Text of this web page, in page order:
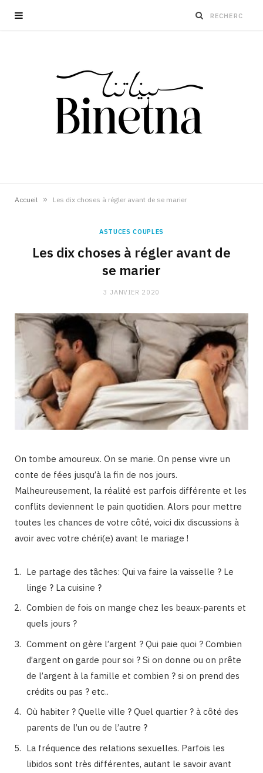
Accueil » Les dix choses à régler avant de se marier
ASTUCES COUPLES
Les dix choses à régler avant de
se marier
3 JANVIER 2020
On tombe amoureux. On se marie. On pense vivre un
conte de fées jusqu’à la fin de nos jours.
Malheureusement, la réalité est parfois différente et les
conflits deviennent le pain quotidien. Alors pour mettre
toutes les chances de votre côté, voici dix discussions à
avoir avec votre chéri(e) avant le mariage !
Le partage des tâches: Qui va faire la vaisselle ? Le
linge ? La cuisine ?
Combien de fois on mange chez les beaux-parents et
quels jours ?
Comment on gère l’argent ? Qui paie quoi ? Combien
d’argent on garde pour soi ? Si on donne ou on prête
de l’argent à la famille et combien ? si on prend des
crédits ou pas ? etc..
Où habiter ? Quelle ville ? Quel quartier ? à côté des
parents de l’un ou de l’autre ?
La fréquence des relations sexuelles. Parfois les
libidos sont très différentes, autant le savoir avant